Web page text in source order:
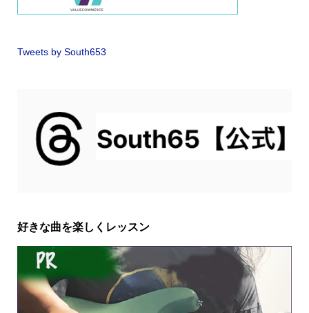
Tweets by South653
好きな曲を楽しくレッスン